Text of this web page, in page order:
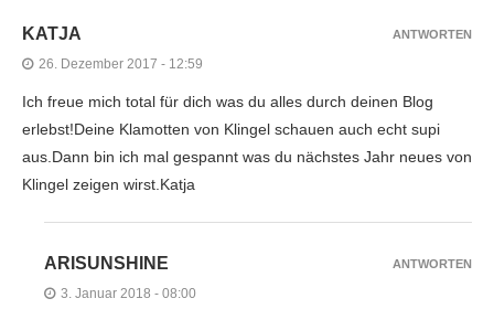
KATJA
26. Dezember 2017 - 12:59
Ich freue mich total für dich was du alles durch deinen Blog
erlebst!Deine Klamotten von Klingel schauen auch echt supi
aus.Dann bin ich mal gespannt was du nächstes Jahr neues von
Klingel zeigen wirst.Katja
ANTWORTEN
ARISUNSHINE
3. Januar 2018 - 08:00
ANTWORTEN